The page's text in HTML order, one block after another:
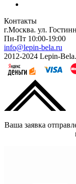
Контакты
г.Москва. ул.
Пн-Пт 10:00-19:00
info@lepin-bela.ru
2012-2024 Lepin-
Ваша заявка